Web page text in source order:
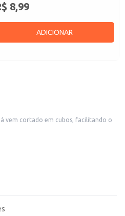
8,99
ADICIONAR
vem cortado em cubos, facilitando o